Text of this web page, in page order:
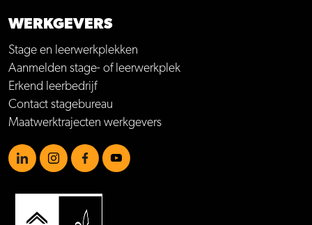
WERKGEVERS
Stage en leerwerkplekken
Aanmelden stage- of leerwerkplek
Erkend leerbedrijf
Contact stagebureau
Maatwerktrajecten werkgevers